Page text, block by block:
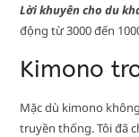
Lời khuyên cho du
động từ 3000 đến
Kimono
Mặc dù kimono
truyền thống. Tôi đã